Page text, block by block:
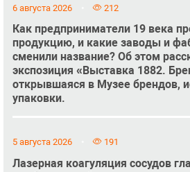
6 августа 2026 212
Как предприниматели 19 века
продукцию, и какие заводы и
сменили название? Об этом
экспозиция «Выставка 1882.
открывшаяся в Музее брендов,
упаковки.
5 августа 2026 191
Лазерная коагуляция сосудов